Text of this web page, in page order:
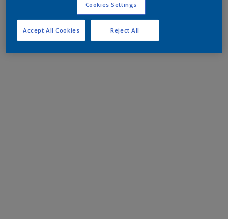
Cookies Settings
Reject All
Accept All Cookies